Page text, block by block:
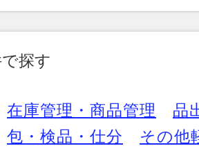
探す
在庫管理・商品管理
品
包・検品・仕分
その他